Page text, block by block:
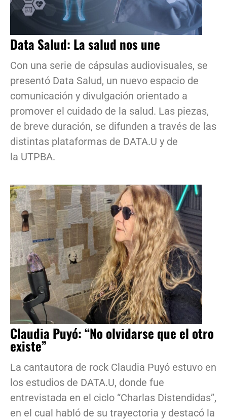
Data Salud: La salud nos une
Con una serie de cápsulas audiovisuales, se
presentó Data Salud, un nuevo espacio de
comunicación y divulgación orientado a
promover el cuidado de la salud. Las piezas,
de breve duración, se difunden a través de las
distintas plataformas de DATA.U y de
la UTPBA.
Claudia Puyó: “No olvidarse que el otro
existe”
La cantautora de rock Claudia Puyó estuvo en
los estudios de DATA.U, donde fue
entrevistada en el ciclo “Charlas Distendidas”,
en el cual habló de su trayectoria y destacó la